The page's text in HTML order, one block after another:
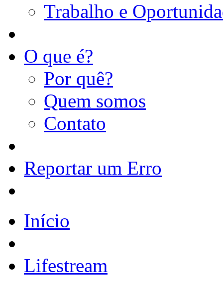
Trabalho e
O que é?
Por quê?
Quem somos
Contato
Reportar um Erro
Início
Lifestream